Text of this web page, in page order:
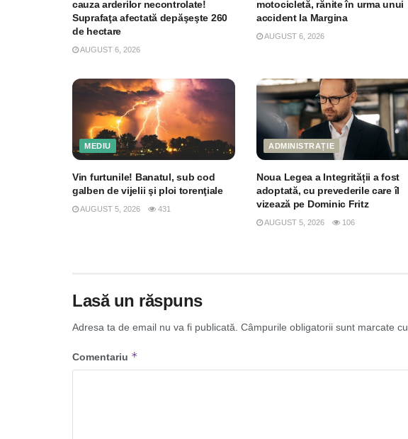
cauza arderilor necontrolate!
Suprafaţa afectată depăşeşte 260
de hectare
AUGUST 6, 2026
motocicletă, rănite în urma unui
accident la Margina
AUGUST 6, 2026
MEDIU
Vin furtunile! Banatul, sub cod
galben de vijelii şi ploi torenţiale
AUGUST 5, 2026 431
ADMINISTRAȚIE
Noua Legea a Integrității a fost
adoptată, cu prevederile care îl
vizează pe Dominic Fritz
AUGUST 5, 2026 106
Lasă un răspuns
Adresa ta de email nu va fi publicată. Câmpurile obligatorii sunt marcate cu
Comentariu *